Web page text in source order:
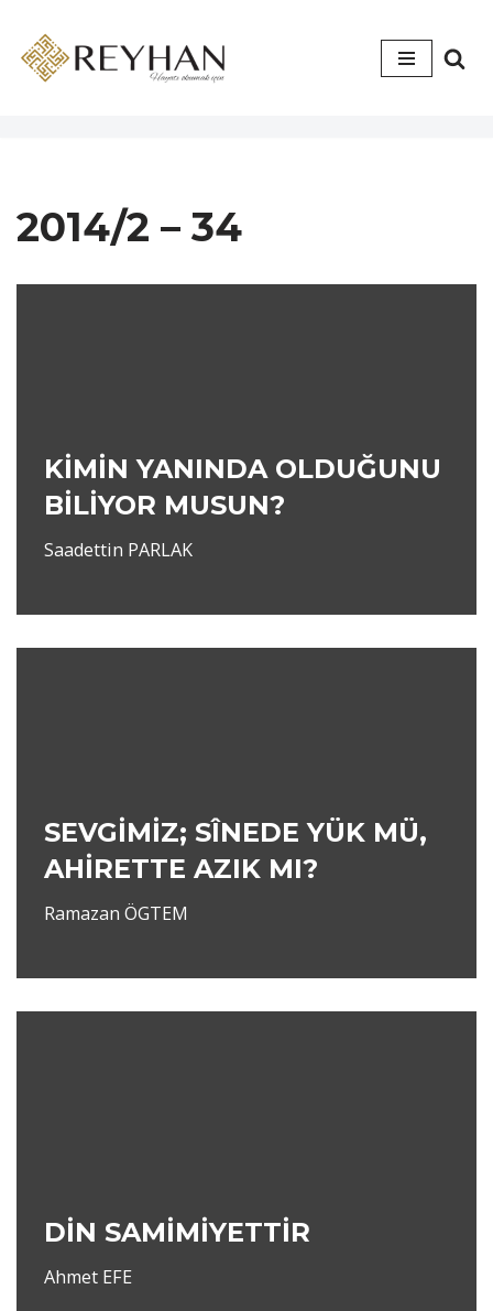
İçeriğe
2014/2 – 34
KİMİN YANINDA OLDUĞUNU
BİLİYOR MUSUN?
Saadettin PARLAK
SEVGİMİZ; SÎNEDE YÜK MÜ,
AHİRETTE AZIK MI?
Ramazan ÖGTEM
DİN SAMİMİYETTİR
Ahmet EFE